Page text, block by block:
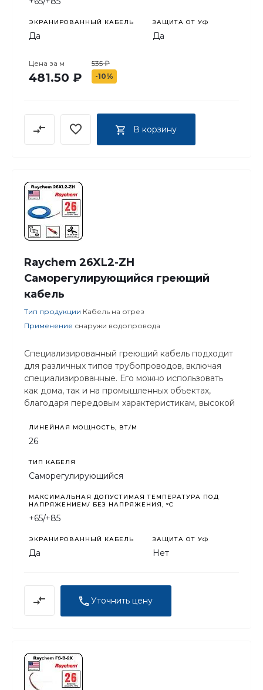
ЭКРАНИРОВАННЫЙ КАБЕЛЬ
Да
ЗАЩИТА ОТ УФ
Да
Цена за м
481.50 ₽
535 ₽
-10%
В корзину
Raychem 26XL2-ZH
Cаморегулирующийся греющий
кабель
Тип продукции Кабель на отрез
Применение снаружи водопровода
Специализированный греющий кабель подходит
для различных типов трубопроводов, включая
специализированные. Его можно использовать
как дома, так и на промышленных объектах,
благодаря передовым характеристикам, высокой
ЛИНЕЙНАЯ МОЩНОСТЬ, ВТ/М
26
ТИП КАБЕЛЯ
Саморегулирующийся
МАКСИМАЛЬНАЯ ДОПУСТИМАЯ ТЕМПЕРАТУРА ПОД
НАПРЯЖЕНИЕМ/ БЕЗ НАПРЯЖЕНИЯ, °C
+65/+85
ЭКРАНИРОВАННЫЙ КАБЕЛЬ
Да
ЗАЩИТА ОТ УФ
Нет
Уточнить цену